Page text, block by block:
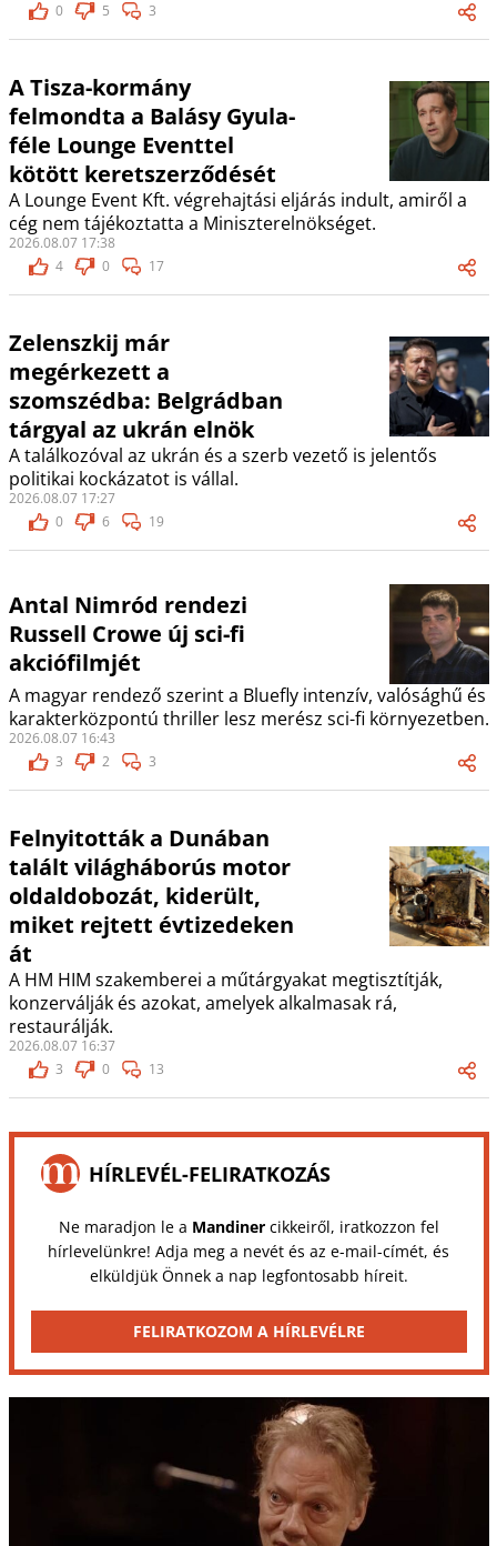
0
5 3
A Tisza-kormány
felmondta a Balásy Gyula-
féle Lounge Eventtel
kötött keretszerződését
A Lounge Event Kft. végrehajtási eljárás indult, amiről a
cég nem tájékoztatta a Miniszterelnökséget.
2026.08.07 17:38
4
0 17
Zelenszkij már
megérkezett a
szomszédba: Belgrádban
tárgyal az ukrán elnök
A találkozóval az ukrán és a szerb vezető is jelentős
politikai kockázatot is vállal.
2026.08.07 17:27
0
6 19
Antal Nimród rendezi
Russell Crowe új sci-fi
akciófilmjét
A magyar rendező szerint a Bluefly intenzív, valósághű és
karakterközpontú thriller lesz merész sci-fi környezetben.
2026.08.07 16:43
3
2 3
Felnyitották a Dunában
talált világháborús motor
oldaldobozát, kiderült,
miket rejtett évtizedeken
át
A HM HIM szakemberei a műtárgyakat megtisztítják,
konzerválják és azokat, amelyek alkalmasak rá,
restaurálják.
2026.08.07 16:37
3
0 13
HÍRLEVÉL-FELIRATKOZÁS
Ne maradjon le a Mandinercikkeiről, iratkozzon fel
hírlevelünkre! Adja meg a nevét és az e-mail-címét, és
elküldjük Önnek a nap legfontosabb híreit.
FELIRATKOZOM A HÍRLEVÉLRE